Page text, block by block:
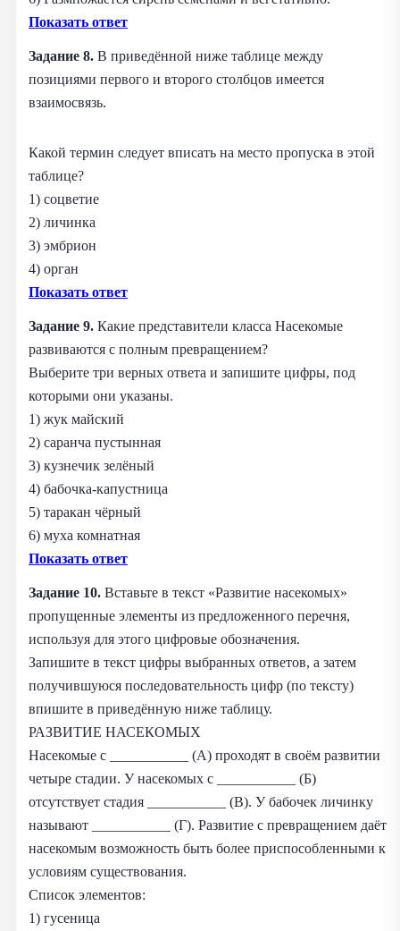
Показать ответ
Задание 8. В приведённой ниже таблице между
позициями первого и второго столбцов имеется
взаимосвязь.
Какой термин следует вписать на место пропуска в этой
таблице?
1) соцветие
2) личинка
3) эмбрион
4) орган
Показать ответ
Задание 9. Какие представители класса Насекомые
развиваются с полным превращением?
Выберите три верных ответа и запишите цифры, под
которыми они указаны.
1) жук майский
2) саранча пустынная
3) кузнечик зелёный
4) бабочка-капустница
5) таракан чёрный
6) муха комнатная
Показать ответ
Задание 10. Вставьте в текст «Развитие насекомых»
пропущенные элементы из предложенного перечня,
используя для этого цифровые обозначения.
Запишите в текст цифры выбранных ответов, а затем
получившуюся последовательность цифр (по тексту)
впишите в приведённую ниже таблицу.
РАЗВИТИЕ НАСЕКОМЫХ
Насекомые с ___________ (А) проходят в своём развитии
четыре стадии. У насекомых с ___________ (Б)
отсутствует стадия ___________ (В). У бабочек личинку
называют ___________ (Г). Развитие с превращением даёт
насекомым возможность быть более приспособленными к
условиям существования.
Список элементов:
1) гусеница